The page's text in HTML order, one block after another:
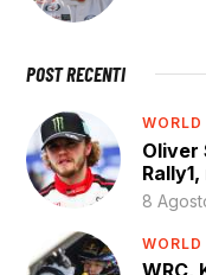
POST RECENTI
Oliver
8